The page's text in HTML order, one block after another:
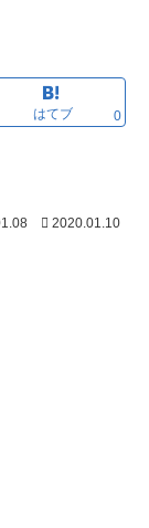
はてブ 0
2020.01.10